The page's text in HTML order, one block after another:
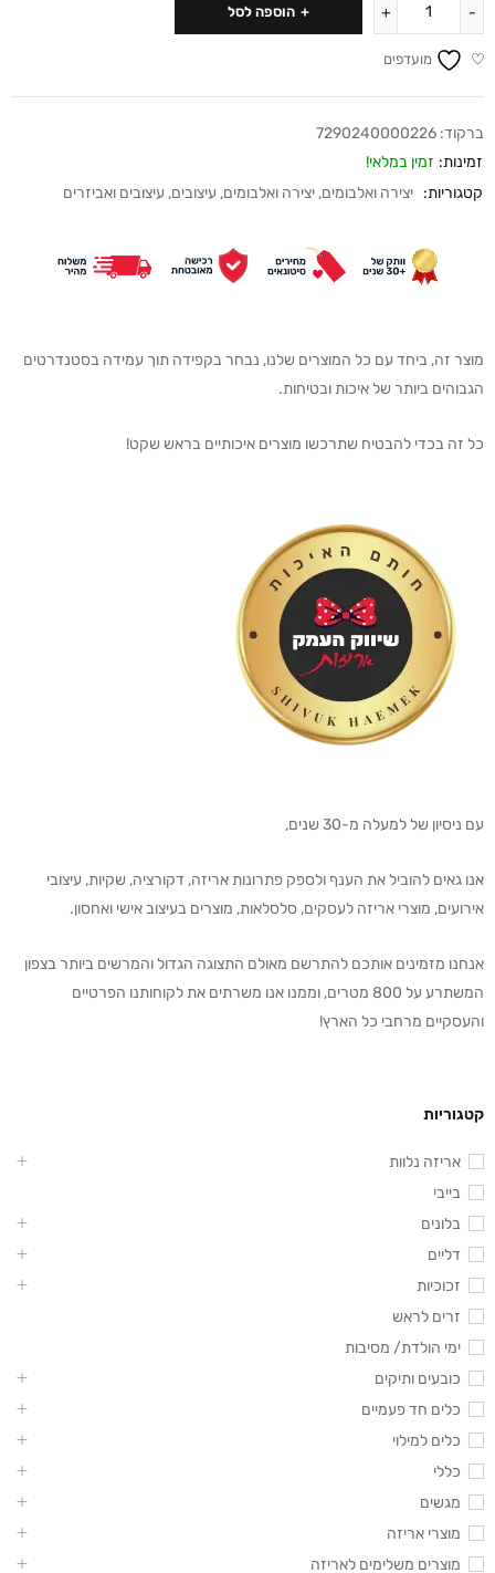
הוספה לסל
מועדפים
ברקוד: 7290240000226
זמינות: זמין במלאי!
קטגוריות: יצירה ואלבומים, יצירה ואלבומים, עיצובים, עיצובים ואביזרים
מוצר זה, ביחד עם כל המוצרים שלנו, נבחר בקפידה תוך עמידה בסטנדרטים
הגבוהים ביותר של איכות ובטיחות.
כל זה בכדי להבטיח שתרכשו מוצרים איכותיים בראש שקט!
עם ניסיון של למעלה מ-30 שנים,
אנו גאים להוביל את הענף ולספק פתרונות אריזה, דקורציה, שקיות, עיצובי
אירועים, מוצרי אריזה לעסקים, סלסלאות, מוצרים בעיצוב אישי ואחסון.
אנחנו מזמינים אותכם להתרשם מאולם התצוגה הגדול והמרשים ביותר בצפון
המשתרע על 800 מטרים, וממנו אנו משרתים את לקוחותנו הפרטיים
והעסקיים מרחבי כל הארץ!
קטגוריות
אריזה נלוות
בייבי
בלונים
דליים
זכוכיות
זרים לראש
ימי הולדת/ מסיבות
כובעים ותיקים
כלים חד פעמיים
כלים למילוי
כללי
מגשים
מוצרי אריזה
מוצרים משלימים לאריזה